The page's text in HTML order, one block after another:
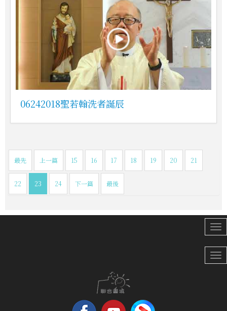
06242018聖若翰洗者誕辰
最先 上一篇 15 16 17 18 19 20 21
22 23 24 下一篇 最後